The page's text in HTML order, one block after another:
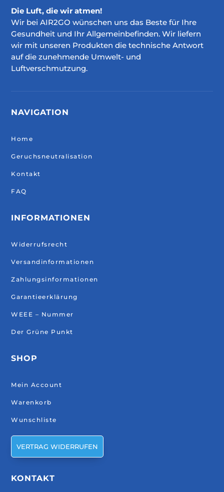
Die Luft, die wir atmen!
Wir bei AIR2GO wünschen uns das Beste für Ihre
Gesundheit und Ihr Allgemeinbefinden. Wir liefern
wir mit unseren Produkten die technische Antwort
auf die zunehmende Umwelt- und
Luftverschmutzung.
NAVIGATION
Home
Geruchsneutralisation
Kontakt
FAQ
INFORMATIONEN
Widerrufsrecht
Versandinformationen
Zahlungsinformationen
Garantieerklärung
WEEE – Nummer
Der Grüne Punkt
SHOP
Mein Account
Warenkorb
Wunschliste
VERTRAG WIDERRUFEN
KONTAKT